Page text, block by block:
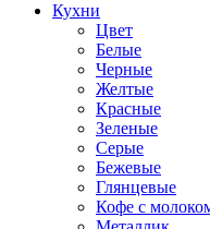
Кухни
Цвет
Белые
Черные
Желтые
Красные
Зеленые
Серые
Бежевые
Глянцевые
Кофе с